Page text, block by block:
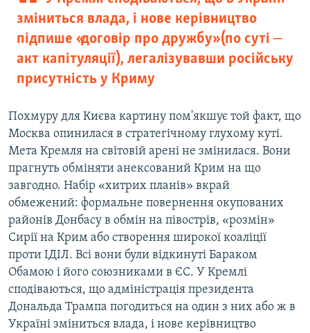
зміниться влада, і нове керівництво
підпише «договір про дружбу» (по суті ‒
акт капітуляції), легалізувавши російську
присутність у Криму
Похмуру для Києва картину пом'якшує той факт, що
Москва опинилася в стратегічному глухому куті.
Мета Кремля на світовій арені не змінилася. Вони
прагнуть обміняти анексований Крим на що
завгодно. Набір «хитрих планів» вкрай
обмежений: формальне повернення окупованих
районів Донбасу в обмін на півострів, «розмін»
Сирії на Крим або створення широкої коаліції
проти ІДІЛ. Всі вони були відкинуті Бараком
Обамою і його союзниками в ЄС. У Кремлі
сподіваються, що адміністрація президента
Дональда Трампа погодиться на один з них або ж в
Україні зміниться влада, і нове керівництво